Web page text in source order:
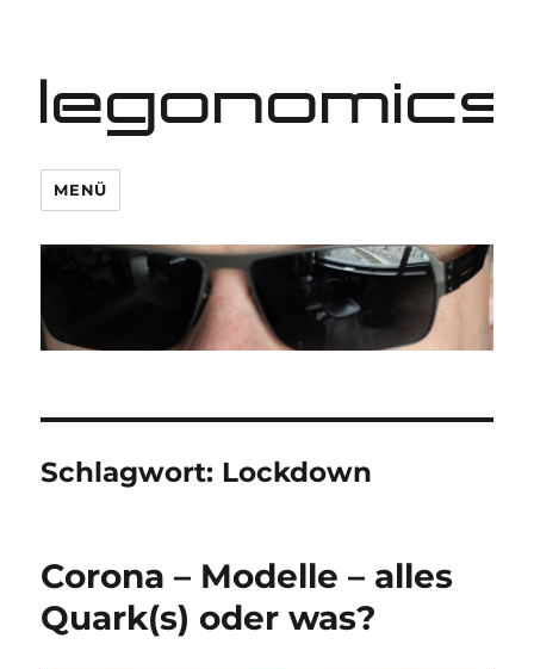
legonomics
MENÜ
Schlagwort: Lockdown
Corona – Modelle – alles
Quark(s) oder was?